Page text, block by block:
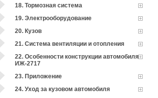
18. Тормозная система
19. Электрооборудование
20. Кузов
21. Система вентиляции и отопления
22. Особенности конструкции автомобиля
ИЖ-2717
23. Приложение
24. Уход за кузовом автомобиля